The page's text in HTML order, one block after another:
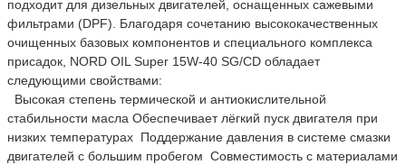
подходит для дизельных двигателей, оснащенных сажевыми
фильтрами (DPF). Благодаря сочетанию высококачественных
очищенных базовых компонентов и специального комплекса
присадок, NORD OIL Super 15W-40 SG/CD обладает
следующими свойствами:
Высокая степень термической и антиокислительной
стабильности масла Обеспечивает лёгкий пуск двигателя при
низких температурах Поддержание давления в системе смазки
двигателей с большим пробегом Совместимость с материалами